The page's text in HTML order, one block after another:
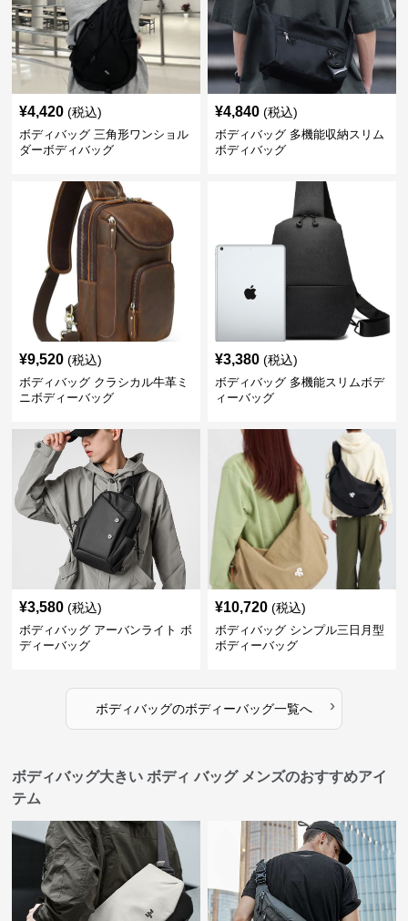
¥4,420 (税込)
ボディバッグ 三角形ワンショル
ダーボディバッグ
¥4,840 (税込)
ボディバッグ 多機能収納スリム
ボディバッグ
¥9,520 (税込)
ボディバッグ クラシカル牛革ミ
ニボディーバッグ
¥3,380 (税込)
ボディバッグ 多機能スリムボデ
ィーバッグ
¥3,580 (税込)
ボディバッグ アーバンライト ボ
ディーバッグ
¥10,720 (税込)
ボディバッグ シンプル三日月型
ボディーバッグ
ボディバッグのボディーバッグ一覧へ ›
ボディバッグ大きい ボディ バッグ メンズのおすすめアイ
テム